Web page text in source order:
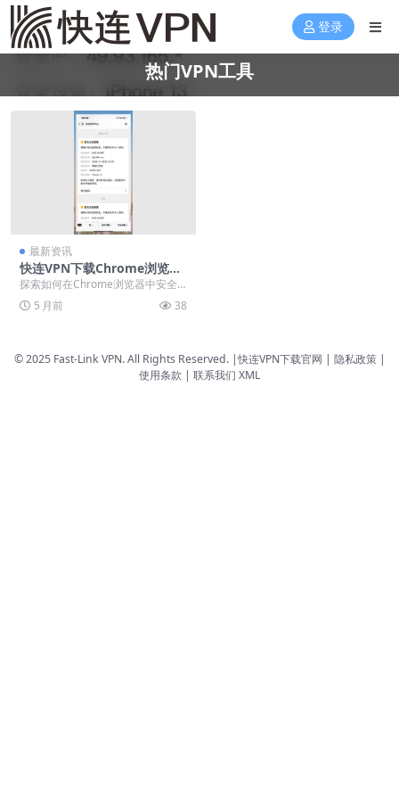
登录
热门VPN工具
最新资讯
快连VPN下载Chrome浏览器
扩展插件功能说明
探索如何在Chrome浏览器中安全
获取并配置快连VPN扩展插件，享
受一键加密连接...
5 月前 38
© 2025 Fast-Link VPN. All Rights Reserved. |快连VPN下载官网 | 隐私政策 |
使用条款 | 联系我们 XML